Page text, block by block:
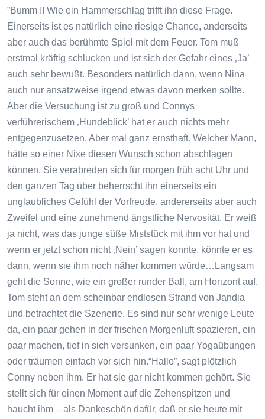
”Bumm !! Wie ein Hammerschlag trifft ihn diese Frage.
Einerseits ist es natürlich eine riesige Chance, anderseits
aber auch das berühmte Spiel mit dem Feuer. Tom muß
erstmal kräftig schlucken und ist sich der Gefahr eines ‚Ja’
auch sehr bewußt. Besonders natürlich dann, wenn Nina
auch nur ansatzweise irgend etwas davon merken sollte.
Aber die Versuchung ist zu groß und Connys
verführerischem ‚Hundeblick’ hat er auch nichts mehr
entgegenzusetzen. Aber mal ganz ernsthaft. Welcher Mann,
hätte so einer Nixe diesen Wunsch schon abschlagen
können. Sie verabreden sich für morgen früh acht Uhr und
den ganzen Tag über beherrscht ihn einerseits ein
unglaubliches Gefühl der Vorfreude, andererseits aber auch
Zweifel und eine zunehmend ängstliche Nervosität. Er weiß
ja nicht, was das junge süße Miststück mit ihm vor hat und
wenn er jetzt schon nicht ‚Nein’ sagen konnte, könnte er es
dann, wenn sie ihm noch näher kommen würde…Langsam
geht die Sonne, wie ein großer runder Ball, am Horizont auf.
Tom steht an dem scheinbar endlosen Strand von Jandia
und betrachtet die Szenerie. Es sind nur sehr wenige Leute
da, ein paar gehen in der frischen Morgenluft spazieren, ein
paar machen, tief in sich versunken, ein paar Yogaübungen
oder träumen einfach vor sich hin.“Hallo”, sagt plötzlich
Conny neben ihm. Er hat sie gar nicht kommen gehört. Sie
stellt sich für einen Moment auf die Zehenspitzen und
haucht ihm – als Dankeschön dafür, daß er sie heute mit